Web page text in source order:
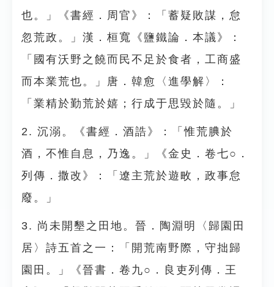
也。」《書經．周官》：「蓄疑敗謀，怠
忽荒政。」漢．桓寬《鹽鐵論．本議》：
「國有沃野之饒而民不足於食者，工商盛
而本業荒也。」唐．韓愈〈進學解〉：
「業精於勤荒於嬉；行成于思毀於隨。」
2. 沉溺。《書經．酒誥》：「惟荒腆於
酒，不惟自息，乃逸。」《金史．卷七○．
列傳．撒改》：「遼主荒於遊畋，政事怠
廢。」
3. 尚未開墾之田地。晉．陶淵明〈歸園田
居〉詩五首之一：「開荒南野際，守拙歸
園田。」《晉書．卷九○．良吏列傳．王